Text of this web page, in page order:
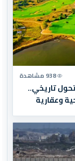
938 مشاهدة
تاريخي..
وعقارية